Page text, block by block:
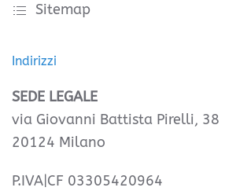
Sitemap
Indirizzi
SEDE LEGALE
via Giovanni Battista Pirelli, 38
20124 Milano
P.IVA|CF 03305420964